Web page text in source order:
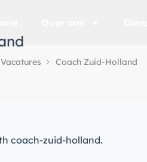
Vacatures Coach Zuid-Holland
coach-zuid-holland.